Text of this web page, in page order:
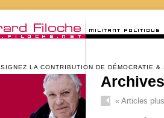
SIGNEZ LA CONTRIBUTION DE DÉMOCRATIE &
«Articles